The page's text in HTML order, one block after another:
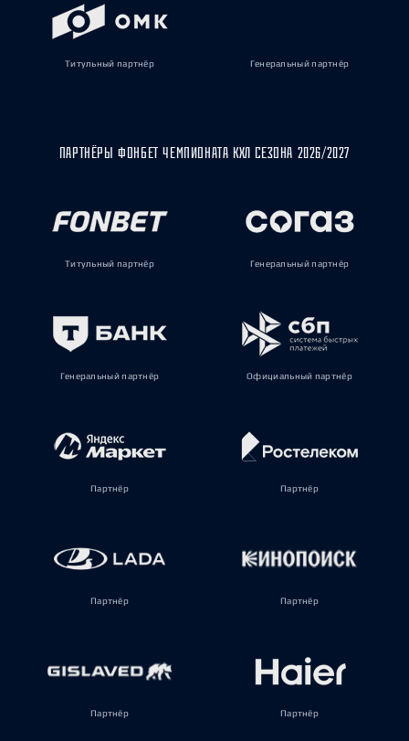
Титульный партнёр Генеральный партнёр
ПАРТНЁРЫ ФОНБЕТ ЧЕМПИОНАТА КХЛ СЕЗОНА 2026/2027
Титульный партнёр Генеральный партнёр
Генеральный партнёр Официальный партнёр
Партнёр Партнёр
Партнёр Партнёр
Партнёр Партнёр